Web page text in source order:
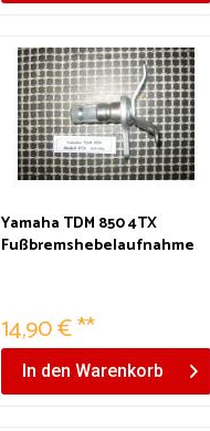
Yamaha TDM 850 4TX
Fußbremshebelaufnahme
14,90 € **
In den Warenkorb